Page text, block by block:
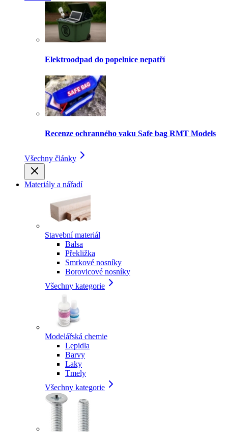
Elektroodpad do popelnice nepatří
Recenze ochranného vaku Safe bag RMT Models
Všechny články
Materiály a nářadí
Stavební materiál
Balsa
Překližka
Smrkové nosníky
Borovicové nosníky
Všechny kategorie
Modelářská chemie
Lepidla
Barvy
Laky
Tmely
Všechny kategorie